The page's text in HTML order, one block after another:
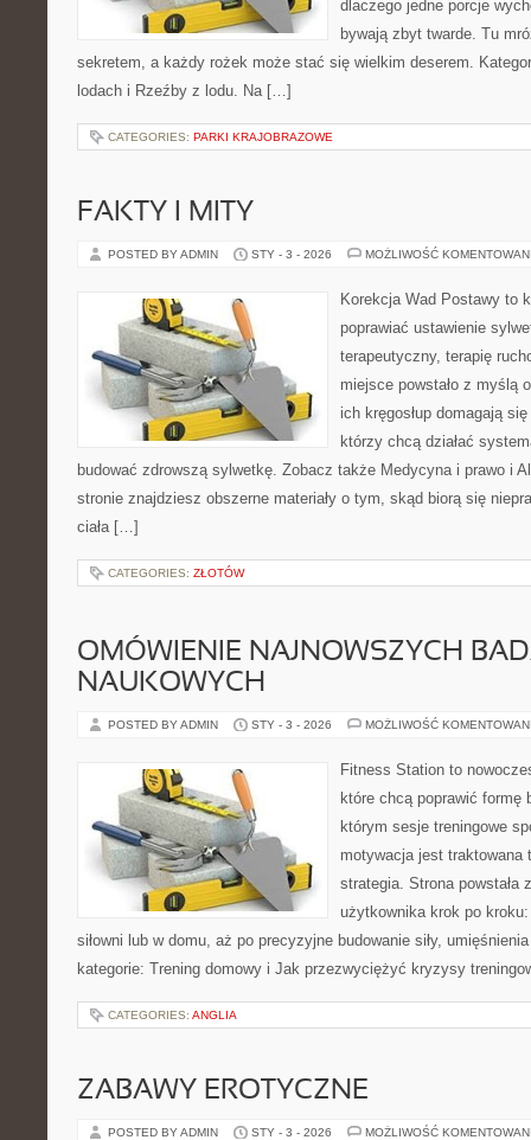
dlaczego jedne porcje
bywają zbyt twarde. Tu
sekretem, a każdy rożek może stać się wielkim deserem.
lodach i Rzeźby z lodu. Na […]
CATEGORIES: PARKI KRAJOBRAZOWE
FAKTY I MITY
POSTED BY ADMIN STY - 3 - 2026 MOŻLIWOŚĆ
Korekcja Wad Postawy to
poprawiać ustawienie
terapeutyczny, terapię
miejsce powstało z myślą
ich kręgosłup domagają
którzy chcą działać
budować zdrowszą sylwetkę. Zobacz także Medycyna i prawo i
stronie znajdziesz obszerne materiały o tym, skąd biorą się
ciała […]
CATEGORIES: ZŁOTÓW
OMÓWIENIE NAJNOWSZYCH
NAUKOWYCH
POSTED BY ADMIN STY - 3 - 2026 MOŻLIWOŚĆ
Fitness Station to
które chcą poprawić formę
którym sesje treningowe
motywacja jest traktowana
strategia. Strona
użytkownika krok po
siłowni lub w domu, aż po precyzyjne budowanie siły,
kategorie: Trening domowy i Jak przezwyciężyć kryzysy
CATEGORIES: ANGLIA
ZABAWY EROTYCZNE
POSTED BY ADMIN STY - 3 - 2026 MOŻLIWOŚĆ